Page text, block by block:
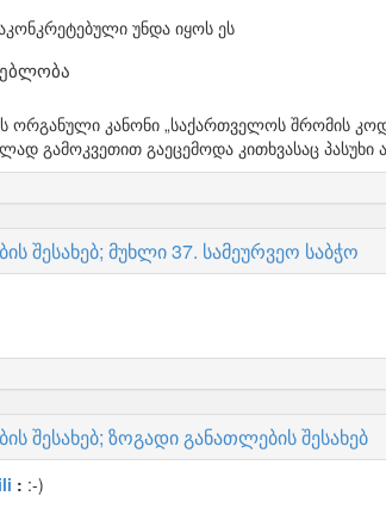
უნდა იყოს ეს
კანონი „საქართველოს შრომის
გამოკვეთით გაეცემოდა კითხვასაც
შესახებ; მუხლი 37. სამეურვეო საბჭო
შესახებ; ზოგადი განათლების შესახებ
:-)